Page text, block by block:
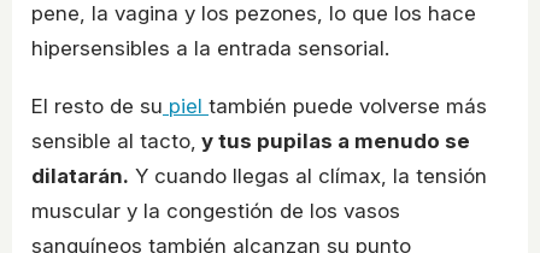
pene, la vagina y los pezones, lo que los hace
hipersensibles a la entrada sensorial.
El resto de su piel también puede volverse más
sensible al tacto, y tus pupilas a menudo se
dilatarán. Y cuando llegas al clímax, la tensión
muscular y la congestión de los vasos
sanguíneos también alcanzan su punto